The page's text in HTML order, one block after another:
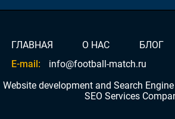
ГЛАВНАЯ О НАС БЛОГ
E-mail:
info@football-match.ru
Website development and Search
SEO Services